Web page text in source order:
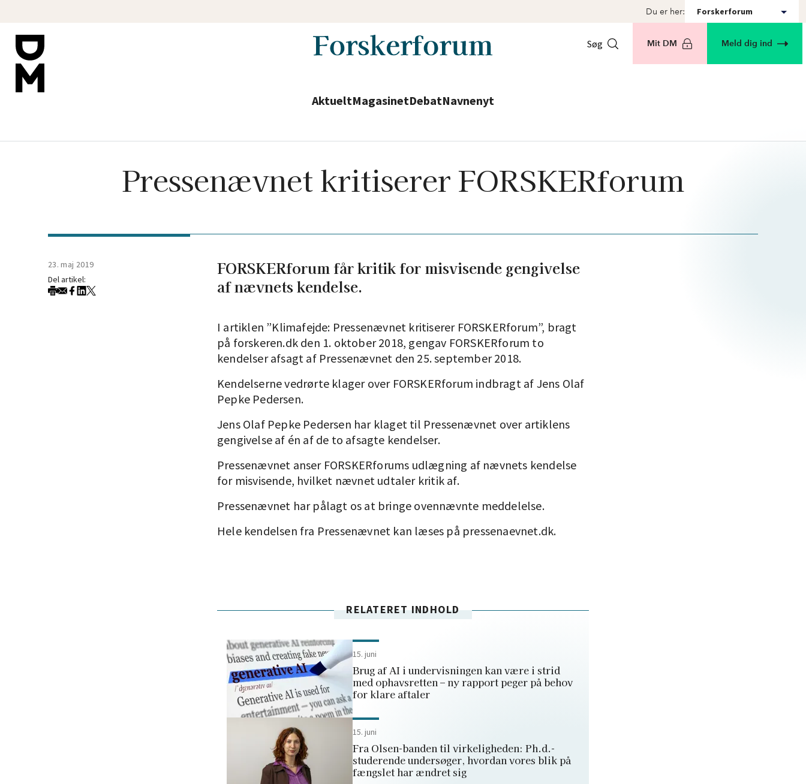
Du er her: Forskerforum
AktueltMagasinetDebatNavnenyt
Søg Mit DM Meld dig ind
Pressenævnet kritiserer FORSKERforum
23. maj 2019
Del artikel:
FORSKERforum får kritik for misvisende gengivelse
af nævnets kendelse.
I artiklen ”Klimafejde: Pressenævnet kritiserer FORSKERforum”, bragt
på forskeren.dk den 1. oktober 2018, gengav FORSKERforum to
kendelser afsagt af Pressenævnet den 25. september 2018.
Kendelserne vedrørte klager over FORSKERforum indbragt af Jens Olaf
Pepke Pedersen.
Jens Olaf Pepke Pedersen har klaget til Pressenævnet over artiklens
gengivelse af én af de to afsagte kendelser.
Pressenævnet anser FORSKERforums udlægning af nævnets kendelse
for misvisende, hvilket nævnet udtaler kritik af.
Pressenævnet har pålagt os at bringe ovennævnte meddelelse.
Hele kendelsen fra Pressenævnet kan læses på pressenaevnet.dk.
RELATERET INDHOLD
15. juni
Brug af AI i undervisningen kan være i strid
med ophavsretten – ny rapport peger på behov
for klare aftaler
15. juni
Fra Olsen-banden til virkeligheden: Ph.d.-
studerende undersøger, hvordan vores blik på
fængslet har ændret sig